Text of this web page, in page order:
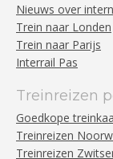
Nieuws over
Trein naar Londen
Trein naar Parijs
Interrail Pas
Treinreizen
Goedkope
Treinreizen
Treinreizen